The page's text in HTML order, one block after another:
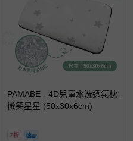
、貼身衣物、泳裝、襪子、地
包巾與背巾、包屁衣、學習
奶瓶、擠乳器、哺乳衣、托腹
已貼上「不可拆封」，或具警
。
服務。
PAMABE - 4D兒童水洗透氣枕-
微笑星星 (50x30x6cm)
7折